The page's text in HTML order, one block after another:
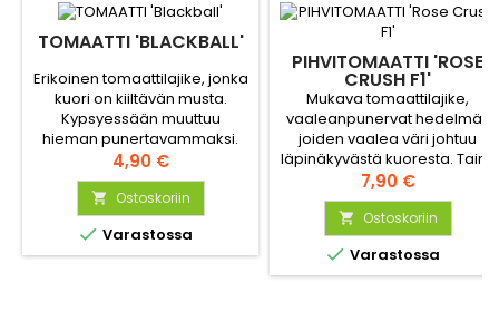
TOMAATTI 'BLACKBALL'
Erikoinen tomaattilajike, jonka
kuori on kiiltävän musta.
Kypsyessään muuttuu
hieman punertavammaksi.
Mehukas ja hyvänmakuinen
lajike.
Hinta
4,90 €
 Ostoskoriin
 Varastossa
PIHVITOMAATTI 'ROSE
CRUSH F1'
Mukava tomaattilajike,
vaaleanpunervat hedelmät,
joiden vaalea väri johtuu
läpinäkyvästä kuoresta. Taimi
tuottaa runsaasti
keskikokoisia
pihvitomaatteja. Hedelmät
ovat epäsäännöllisiä, hieman
poimuisia, ja kuori on sileä ja
kiiltävä.
Hinta
7,90 €
 Ostoskoriin
 Varastossa